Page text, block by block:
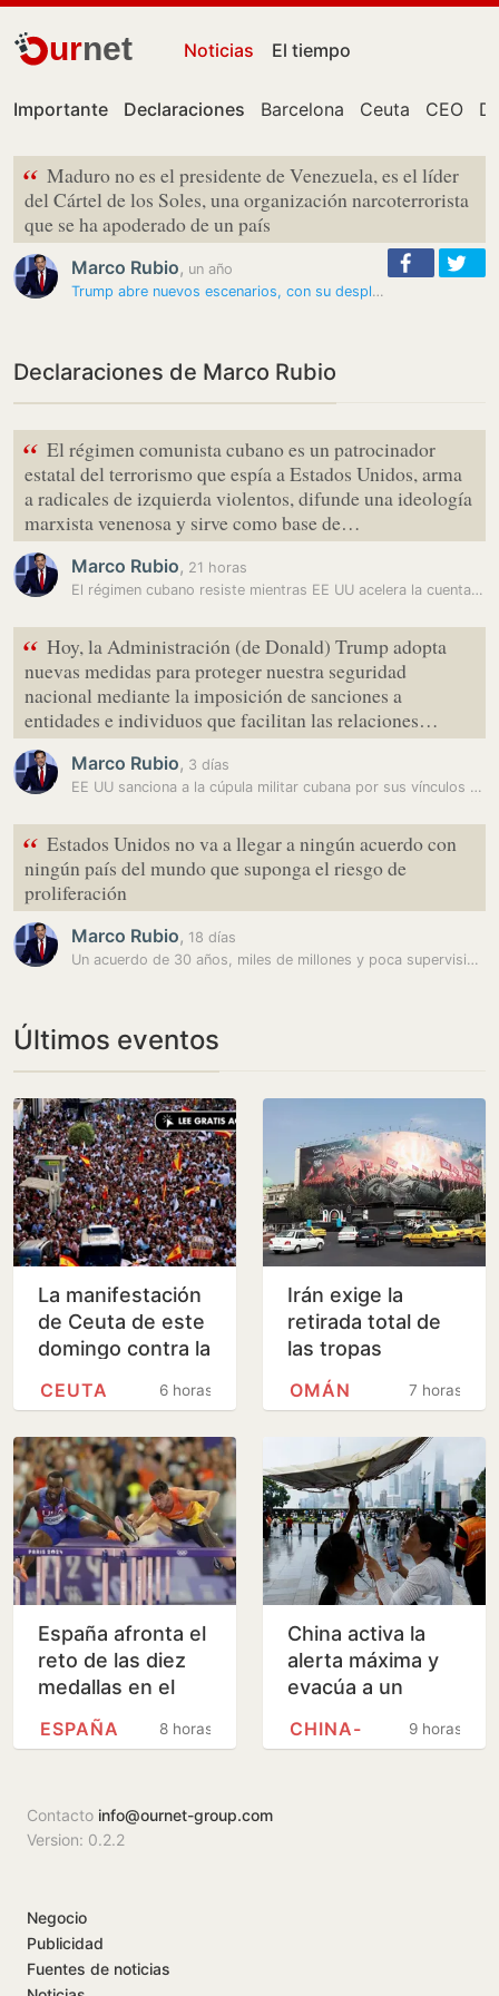
urnet Noticias El tiempo
Importante Declaraciones Barcelona Ceuta CEO
“ Maduro no es el presidente de Venezuela, es el líder
del Cártel de los Soles, una organización narcoterrorista
que se ha apoderado de un país
Marco Rubio, un año
Trump abre nuevos escenarios, con su despliegue armamentístico, para…
Declaraciones de Marco Rubio
“ El régimen comunista cubano es un patrocinador
estatal del terrorismo que espía a Estados Unidos, arma
a radicales de izquierda violentos, difunde una ideología
marxista venenosa y sirve como base de…
Marco Rubio, 21 horas
El régimen cubano resiste mientras EE UU acelera la cuenta atrás
“ Hoy, la Administración (de Donald) Trump adopta
nuevas medidas para proteger nuestra seguridad
nacional mediante la imposición de sanciones a
entidades e individuos que facilitan las relaciones…
Marco Rubio, 3 días
EE UU sanciona a la cúpula militar cubana por sus vínculos con Rusia,…
“ Estados Unidos no va a llegar a ningún acuerdo con
ningún país del mundo que suponga el riesgo de
proliferación
Marco Rubio, 18 días
Un acuerdo de 30 años, miles de millones y poca supervisión: lo que se…
Últimos eventos
La manifestación
de Ceuta de este
domingo contra la
crisis, en
6 horas
CEUTA
Irán exige la
retirada total de
las tropas
estadounidenses
para reabrir
7 horas
OMÁN
España afronta el
reto de las diez
medallas en el
Europeo de
atletismo
8 horas
ESPAÑA
China activa la
alerta máxima y
evacúa a un
personas ante la
9 horas
CHINA-
Contacto info@ournet-group.com
Version: 0.2.2
Negocio
Publicidad
Fuentes de noticias